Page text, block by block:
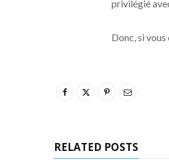
privilégié
Donc, si
RELATED POSTS